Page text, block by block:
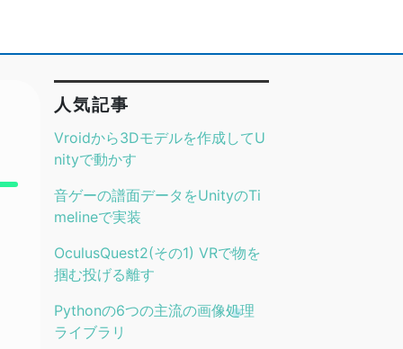
人気記事
Vroidから3Dモデルを作成してU
nityで動かす
音ゲーの譜面データをUnityのTi
melineで実装
OculusQuest2(その1) VRで物を
掴む投げる離す
Pythonの6つの主流の画像処理
ライブラリ